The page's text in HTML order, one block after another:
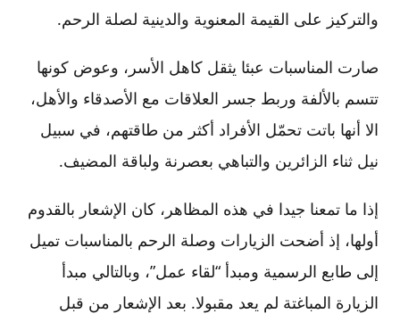
والتركيز على القيمة المعنوية والدينية لصلة الرحم.
صارت المناسبات عبئا يثقل كاهل الأسر، وعوض كونها
تتسم بالألفة وربط جسر العلاقات مع الأصدقاء والأهل،
الا أنها باتت تحمّل الأفراد أكثر من طاقتهم، في سبيل
نيل ثناء الزائرين والتباهي بعصرنة ولباقة المضيف.
إذا ما تمعنا جيدا في هذه المظاهر، كان الإشعار بالقدوم
أولها، إذ أضحت الزيارات وصلة الرحم بالمناسبات تميل
إلى طابع الرسمية ومبدأ “لقاء عمل”، وبالتالي مبدأ
الزيارة المباغتة لم يعد مقبولا. بعد الإشعار من قبل